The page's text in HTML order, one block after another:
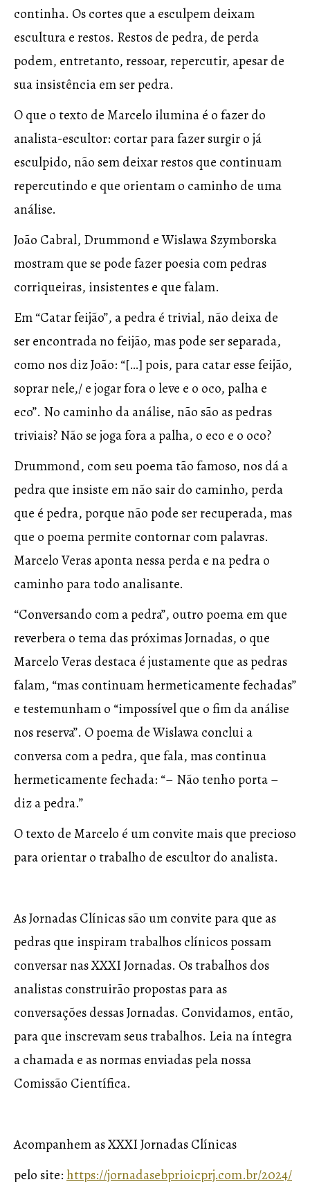
continha. Os cortes que a esculpem deixam
escultura e restos. Restos de pedra, de perda
podem, entretanto, ressoar, repercutir, apesar de
sua insistência em ser pedra.
O que o texto de Marcelo ilumina é o fazer do
analista-escultor: cortar para fazer surgir o já
esculpido, não sem deixar restos que continuam
repercutindo e que orientam o caminho de uma
análise.
João Cabral, Drummond e Wislawa Szymborska
mostram que se pode fazer poesia com pedras
corriqueiras, insistentes e que falam.
Em “Catar feijão”, a pedra é trivial, não deixa de
ser encontrada no feijão, mas pode ser separada,
como nos diz João: “[…] pois, para catar esse feijão,
soprar nele,/ e jogar fora o leve e o oco, palha e
eco”. No caminho da análise, não são as pedras
triviais? Não se joga fora a palha, o eco e o oco?
Drummond, com seu poema tão famoso, nos dá a
pedra que insiste em não sair do caminho, perda
que é pedra, porque não pode ser recuperada, mas
que o poema permite contornar com palavras.
Marcelo Veras aponta nessa perda e na pedra o
caminho para todo analisante.
“Conversando com a pedra”, outro poema em que
reverbera o tema das próximas Jornadas, o que
Marcelo Veras destaca é justamente que as pedras
falam, “mas continuam hermeticamente fechadas”
e testemunham o “impossível que o fim da análise
nos reserva”. O poema de Wislawa conclui a
conversa com a pedra, que fala, mas continua
hermeticamente fechada: “– Não tenho porta –
diz a pedra.”
O texto de Marcelo é um convite mais que precioso
para orientar o trabalho de escultor do analista.
As Jornadas Clínicas são um convite para que as
pedras que inspiram trabalhos clínicos possam
conversar nas XXXI Jornadas. Os trabalhos dos
analistas construirão propostas para as
conversações dessas Jornadas. Convidamos, então,
para que inscrevam seus trabalhos. Leia na íntegra
a chamada e as normas enviadas pela nossa
Comissão Científica.
Acompanhem as XXXI Jornadas Clínicas
pelo site: https://jornadasebprioicprj.com.br/2024/